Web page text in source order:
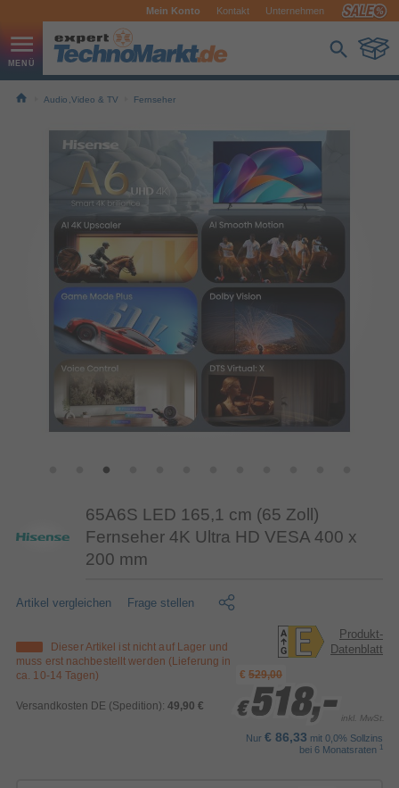
Mein Konto Kontakt Unternehmen
Audio,Video & TV Fernseher
65A6S LED 165,1 cm (65 Zoll)
Fernseher 4K Ultra HD VESA 400 x
200 mm
Artikel vergleichen Frage stellen
Dieser Artikel ist nicht auf Lager und
muss erst nachbestellt werden (Lieferung in
ca. 10-14 Tagen)
Versandkosten DE (Spedition): 49,90 €
Produkt-
Datenblatt
€ 529,00
€ 518,-
€ 518,-
€ 518,- inkl. MwSt.
Nur € 86,33 mit 0,0% Sollzins
bei 6 Monatsraten 1